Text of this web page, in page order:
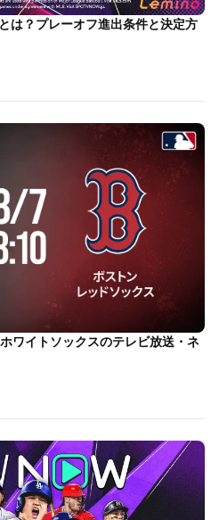
は？プレーオフ進出条件と決定方
ワイトソックスのテレビ放送・ネ